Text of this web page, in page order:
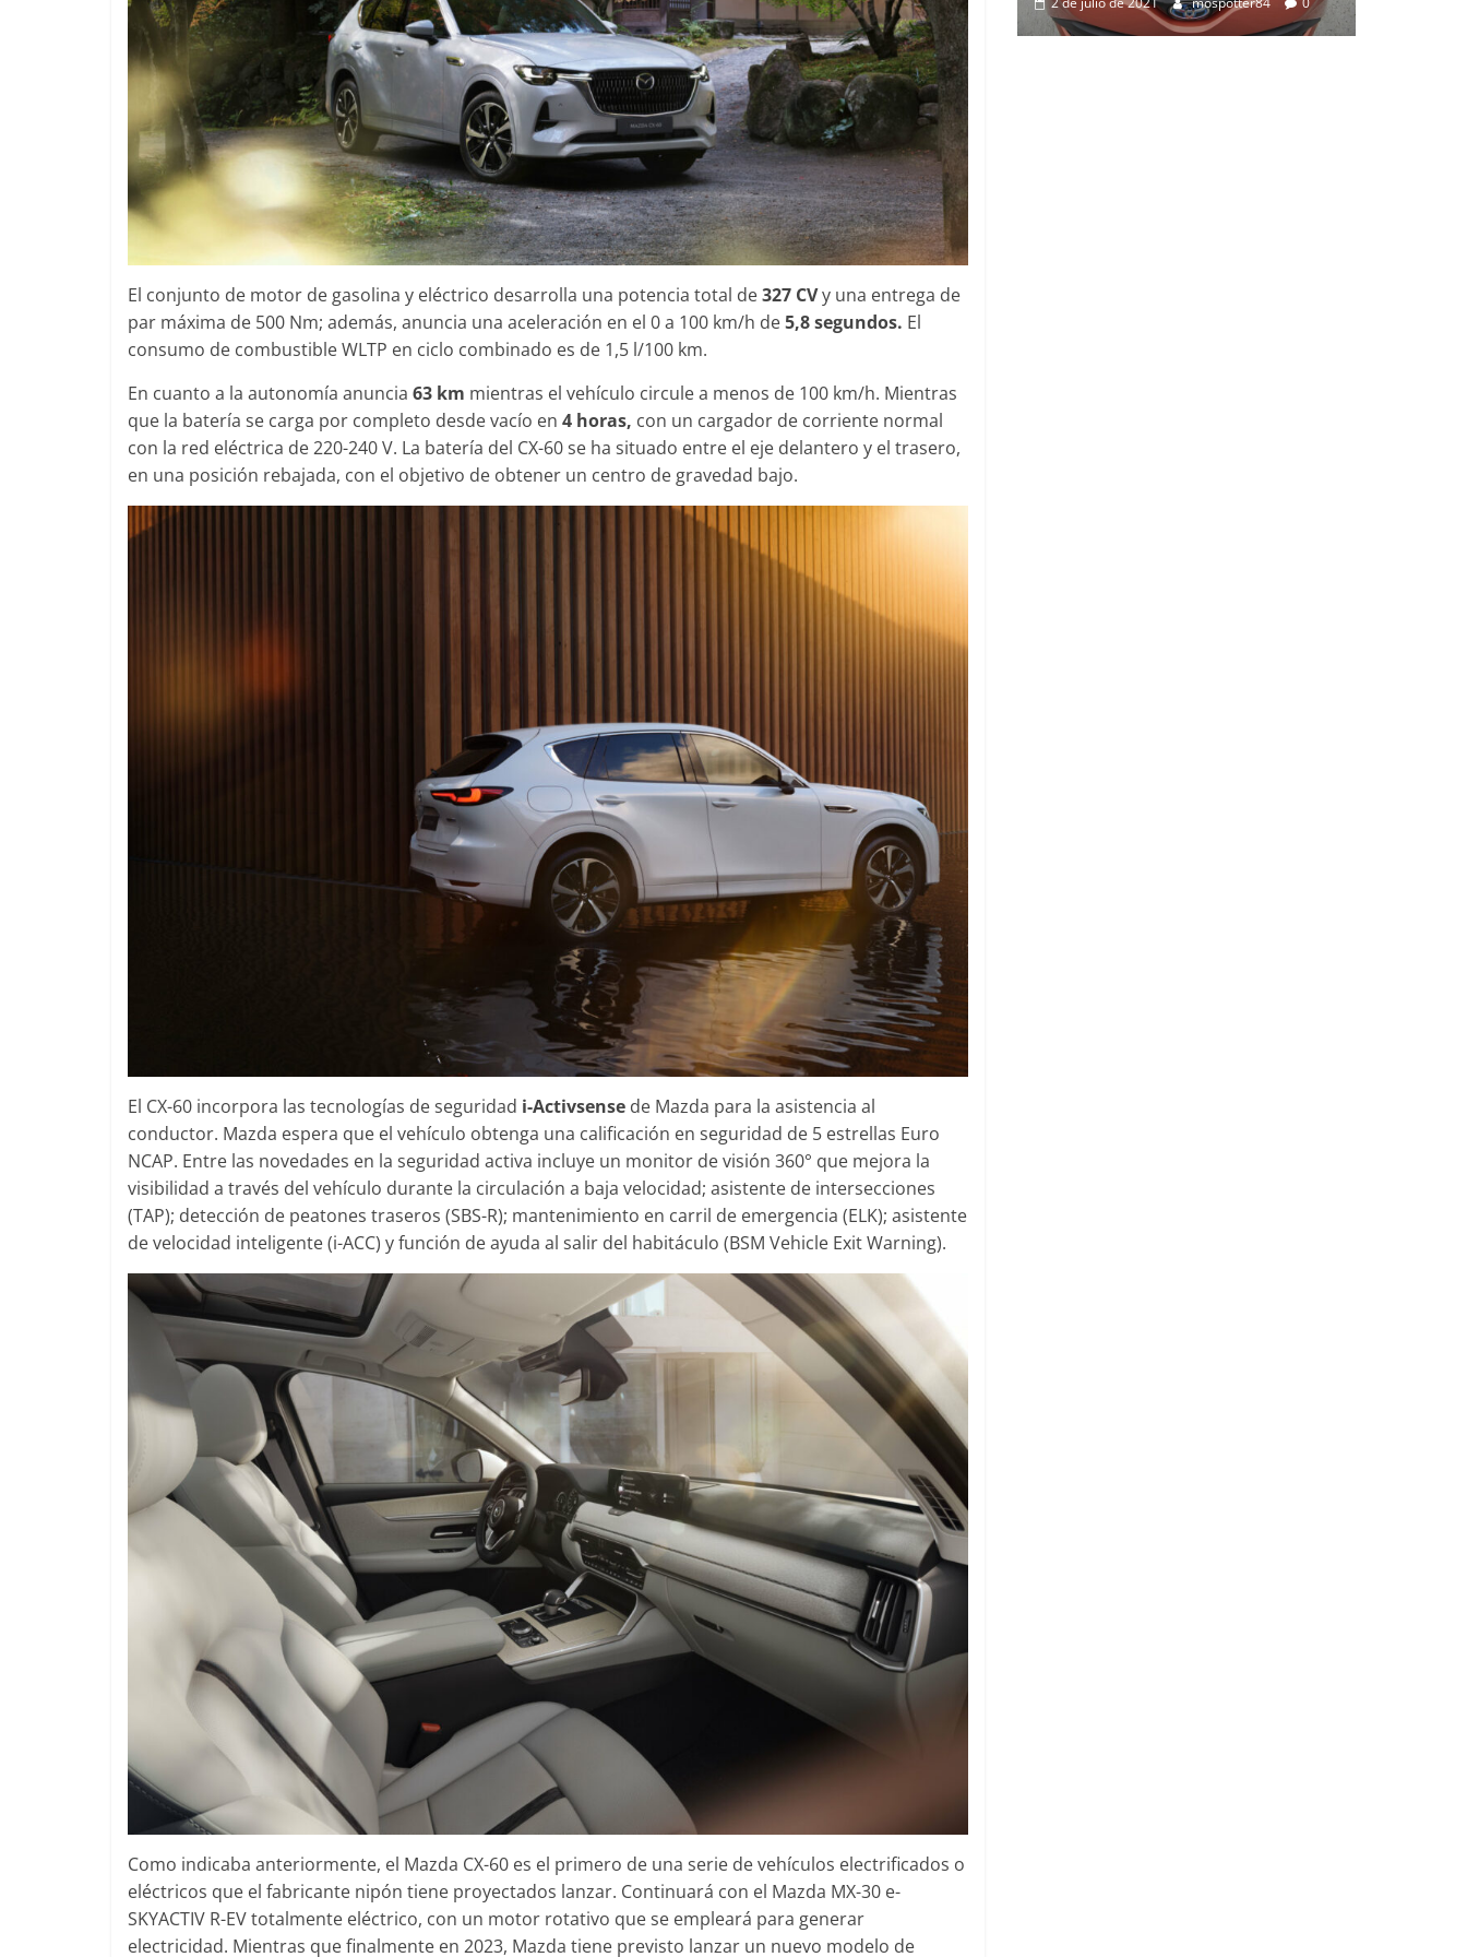
El conjunto de motor de gasolina y eléctrico desarrolla una potencia total de327 CVy una entrega de
par máxima de 500 Nm; además, anuncia una aceleración en el 0 a 100 km/h de5,8 segundos. El
consumo de combustible WLTP en ciclo combinado es de 1,5 l/100 km.
En cuanto a la autonomía anuncia 63 km mientras el vehículo circule a menos de 100 km/h. Mientras
que la batería se carga por completo desde vacío en 4 horas, con un cargador de corriente normal
con la red eléctrica de 220-240 V. La batería del CX-60 se ha situado entre el eje delantero y el trasero,
en una posición rebajada, con el objetivo de obtener un centro de gravedad bajo.
El CX-60 incorpora las tecnologías de seguridad i-Activsense de Mazda para la asistencia al
conductor. Mazda espera que el vehículo obtenga una calificación en seguridad de 5 estrellas Euro
NCAP. Entre las novedades en la seguridad activa incluye un monitor de visión 360° que mejora la
visibilidad a través del vehículo durante la circulación a baja velocidad; asistente de intersecciones
(TAP); detección de peatones traseros (SBS-R); mantenimiento en carril de emergencia (ELK); asistente
de velocidad inteligente (i-ACC) y función de ayuda al salir del habitáculo (BSM Vehicle Exit Warning).
Como indicaba anteriormente, el Mazda CX-60 es el primero de una serie de vehículos electrificados o
eléctricos que el fabricante nipón tiene proyectados lanzar. Continuará con el Mazda MX-30 e-
SKYACTIV R-EV totalmente eléctrico, con un motor rotativo que se empleará para generar
electricidad. Mientras que finalmente en 2023, Mazda tiene previsto lanzar un nuevo modelo de
31 de mayo de 2022 mospotter84
Seguridad
Mercedes-Benz ESF 05: 50
años de seguridad
21 de octubre de 2021 mospotter84